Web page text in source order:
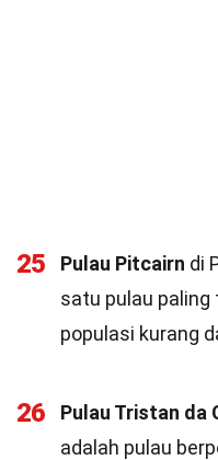
25 Pulau Pitcairn di
satu pulau paling
populasi kurang
26 Pulau Tristan da
adalah pulau